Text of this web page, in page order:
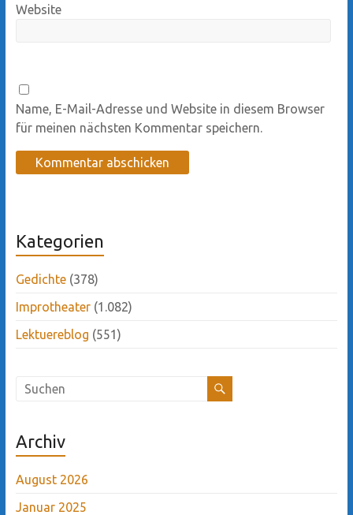
Website
Name, E-Mail-Adresse und Website in diesem Browser
für meinen nächsten Kommentar speichern.
Kategorien
Gedichte(378)
Improtheater(1.082)
Lektuereblog (551)
Archiv
August 2026
Januar 2025